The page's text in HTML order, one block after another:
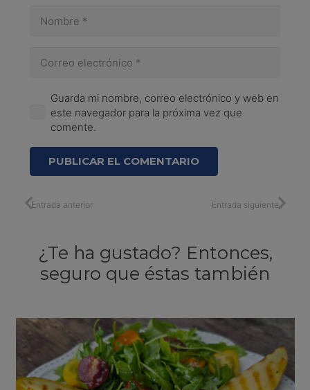
Guarda mi nombre, correo electrónico y web en
este navegador para la próxima vez que
comente.
PUBLICAR EL COMENTARIO
Entrada anterior Entrada siguiente
¿Te ha gustado? Entonces,
seguro que éstas también